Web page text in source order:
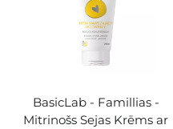
BasicLab - Famillias -
Mitrinošs Sejas Krēms ar